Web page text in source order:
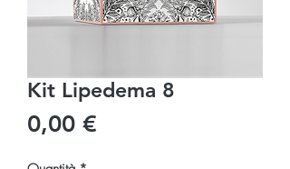
Kit Lipedema 8
0,00 €